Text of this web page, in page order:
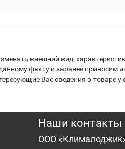
внешний вид,
факту и заранее приносим
Вас сведения о товаре у
Наши контакты
ООО